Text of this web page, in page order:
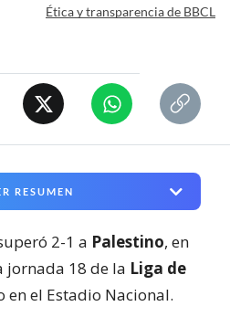
Ética y transparencia de BBCL
RESUMEN
2-1 a Palestino, en
jornada 18 de la Liga de
en el Estadio Nacional.